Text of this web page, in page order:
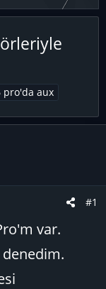
pro'da aux
#1
var.